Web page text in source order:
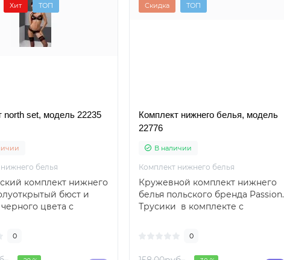
Хит ТОП
north set, модель 22235
белья
комплект нижнего
бюст и
цвета с
0
Скидка ТОП
Комплект нижнего белья, модель
22776
В наличии
Комплект нижнего белья
Кружевной комплект нижнего
белья польского бренда Passion.
Трусики в комплекте с
0